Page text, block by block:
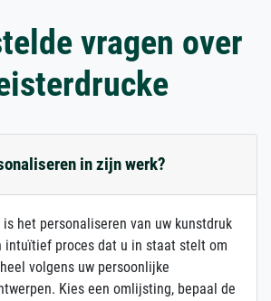
vragen over
in zijn werk?
het personaliseren van uw kunstdruk
intuïtief proces dat u in staat stelt om
volgens uw persoonlijke
Kies een omlijsting, bepaal de